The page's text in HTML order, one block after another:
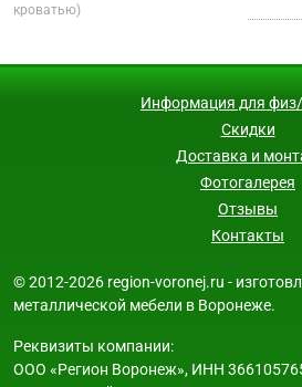
кроватью)
Информация для
Скидки
Доставка и
Фотогалерея
Отзывы
Контакты
© 2012-2026 region-voronej.ru -
металлической мебели в Воронеже.
Реквизиты компании:
ООО «Регион Воронеж», ИНН